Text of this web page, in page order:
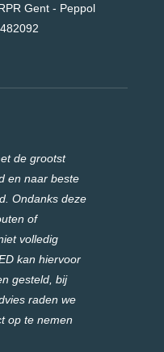
Gent - Peppol
de grootst
en naar beste
Ondanks deze
of
volledig
kan hiervoor
gesteld, bij
raden we
op te nemen